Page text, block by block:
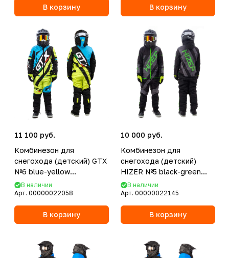
В корзину В корзину
11 100 руб.
Комбинезон для
снегохода (детский) GTX
№6 blue-yellow
(текстиль) (14Y)
В наличии
Арт. 00000022058
В корзину
10 000 руб.
Комбинезон для
снегохода (детский)
HIZER №5 black-green
(текстиль) (16Y)
В наличии
Арт. 00000022145
В корзину